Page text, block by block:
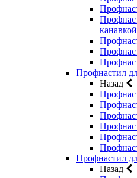
Профнастил
Назад
Профнастил
Назад